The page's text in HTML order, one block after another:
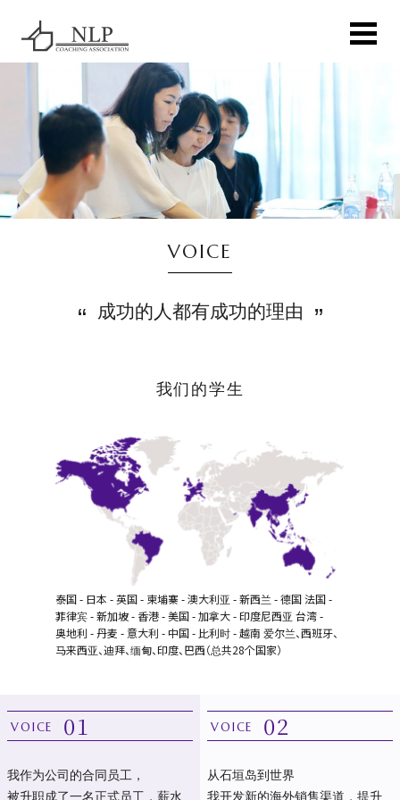
VOICE
成功的人都有成功的理由
我们的学生
泰国 - 日本 - 英国 - 柬埔寨 - 澳大利亚 - 新西兰 - 德国法国 -
菲律宾 - 新加坡 - 香港 - 美国 - 加拿大 - 印度尼西亚 台湾 -
奥地利 - 丹麦 - 意大利 - 中国 - 比利时 - 越南 爱尔兰、西班牙、
马来西亚、迪拜、缅甸、印度、巴西（总共28个国家）
VOICE 01
我作为公司的合同员工，
被升职成了一名正式员工，薪水
VOICE 02
从石垣岛到世界
我开发新的海外销售渠道，提升